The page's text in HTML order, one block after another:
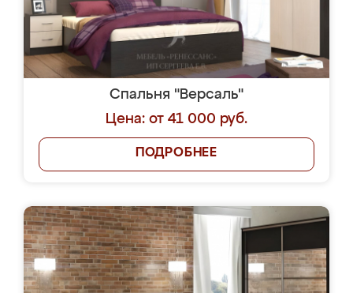
Спальня "Версаль"
Цена: от 41 000 руб.
ПОДРОБНЕЕ